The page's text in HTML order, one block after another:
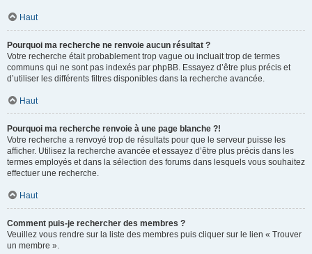
Haut
Pourquoi ma recherche ne renvoie aucun résultat ?
Votre recherche était probablement trop vague ou incluait trop de termes
communs qui ne sont pas indexés par phpBB. Essayez d’être plus précis et
d’utiliser les différents filtres disponibles dans la recherche avancée.
Haut
Pourquoi ma recherche renvoie à une page blanche ?!
Votre recherche a renvoyé trop de résultats pour que le serveur puisse les
afficher. Utilisez la recherche avancée et essayez d’être plus précis dans les
termes employés et dans la sélection des forums dans lesquels vous souhaitez
effectuer une recherche.
Haut
Comment puis-je rechercher des membres ?
Veuillez vous rendre sur la liste des membres puis cliquer sur le lien « Trouver
un membre ».